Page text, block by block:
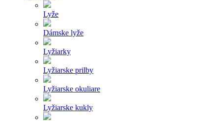
Lyže
Dámske lyže
Lyžiarky
Lyžiarske prilby
Lyžiarske okuliare
Lyžiarske kukly